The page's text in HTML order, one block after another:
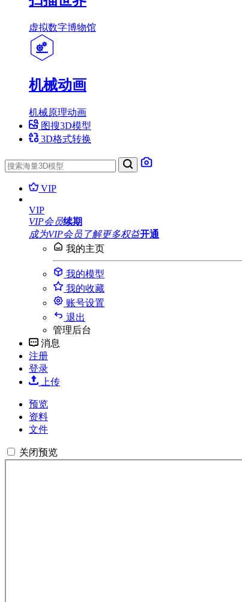
虚拟数字博物馆
机械动画
机械原理动画
图搜3D模型
3D格式转换
VIP
VIP
VIP会员续期
成为VIP会员 了解更多权益开通
我的主页
我的模型
我的收藏
账号设置
退出
管理后台
消息
注册
登录
上传
预览
资料
文件
关闭预览